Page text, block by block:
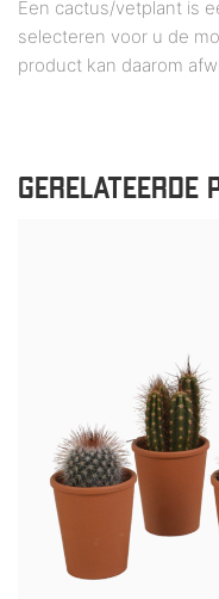
Een cactus/vetplant is
selecteren voor u de
product kan daarom
GERELATEERDE